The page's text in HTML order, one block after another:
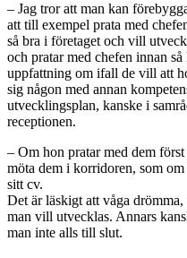
– Jag tror att man kan
att till exempel prata med
så bra i företaget och vill
och pratar med chefen innan
uppfattning om ifall de vill att
sig någon med annan
utvecklingsplan, kanske i
receptionen.
– Om hon pratar med dem
möta dem i korridoren, som
sitt cv.
Det är läskigt att våga
man vill utvecklas. Annars
man inte alls till slut.